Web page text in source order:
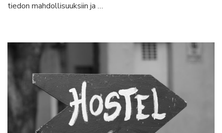
tiedon mahdollisuuksiin ja …